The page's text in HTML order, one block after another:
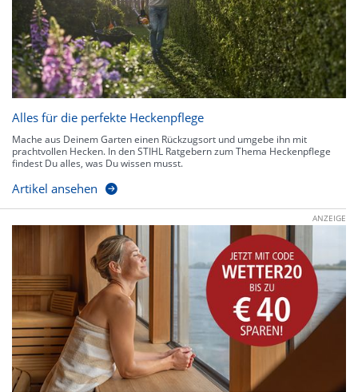
Alles für die perfekte Heckenpflege
Mache aus Deinem Garten einen Rückzugsort und umgebe ihn mit
prachtvollen Hecken. In den STIHL Ratgebern zum Thema Heckenpflege
findest Du alles, was Du wissen musst.
Artikel ansehen
ANZEIGE